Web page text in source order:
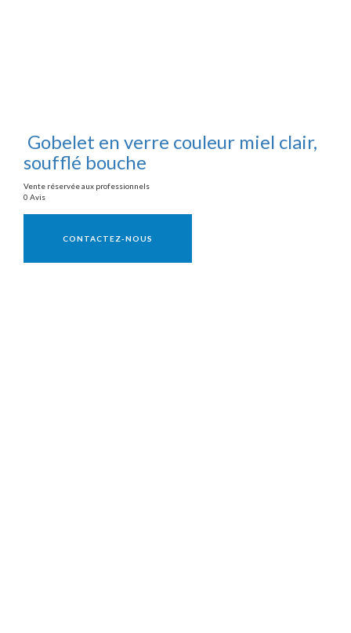
Gobelet en verre couleur miel clair,
soufflé bouche
Vente réservée aux professionnels
0 Avis
CONTACTEZ-NOUS